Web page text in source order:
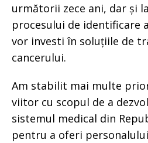
următorii zece ani, dar și
procesului de identificare
vor investi în soluțiile de
cancerului.
Am stabilit mai multe
viitor cu scopul de a
sistemul medical din
pentru a oferi